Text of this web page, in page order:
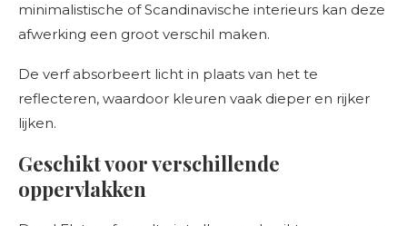
minimalistische of Scandinavische interieurs kan deze
afwerking een groot verschil maken.
De verf absorbeert licht in plaats van het te
reflecteren, waardoor kleuren vaak dieper en rijker
lijken.
Geschikt voor verschillende
oppervlakken